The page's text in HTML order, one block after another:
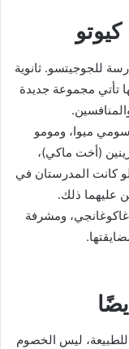
كيوتو
للجوجيتسو. ثانوية
تأتي مجموعة جديدة
ميوا، ومومو
(أخت ماكي)،
كانت المدرستان في
عليهما ذلك.
غاكوغانجي، ومشرفة
للطبيعة، ليس الخصوم